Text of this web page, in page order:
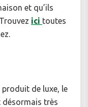
et qu’ils
ici toutes
de luxe, le
désormais très